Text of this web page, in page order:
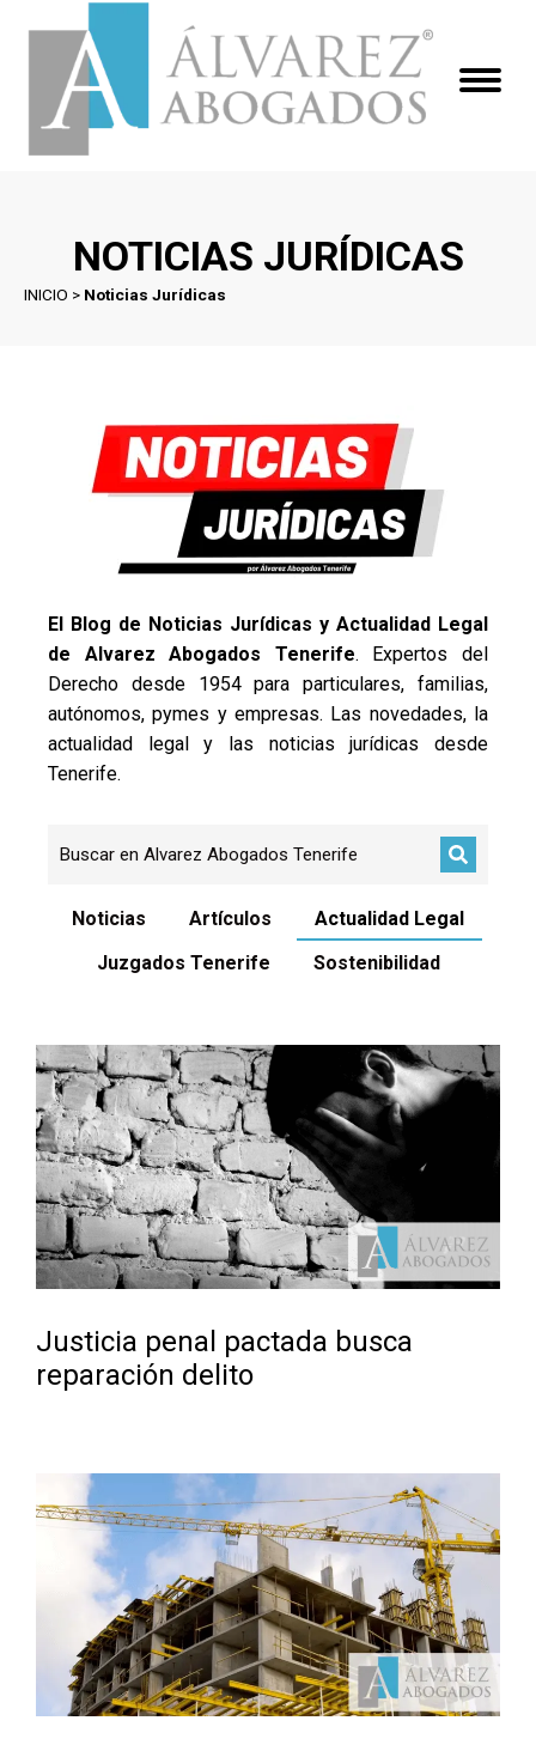
NOTICIAS JURÍDICAS
INICIO > Noticias Jurídicas
El Blog de Noticias Jurídicas y Actualidad Legal
de Alvarez Abogados Tenerife. Expertos del
Derecho desde 1954 para particulares, familias,
autónomos, pymes y empresas. Las novedades, la
actualidad legal y las noticias jurídicas desde
Tenerife.
Noticias Artículos
Actualidad Legal
Juzgados Tenerife
Sostenibilidad
Justicia penal pactada busca
reparación delito